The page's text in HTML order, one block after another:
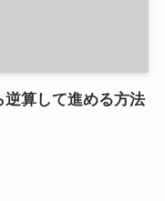
算して進める方法